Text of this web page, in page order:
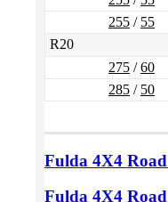
255 / 55
R20
275 /60
285 / 50
Fulda 4X4 Road
Fulda 4X4 Road